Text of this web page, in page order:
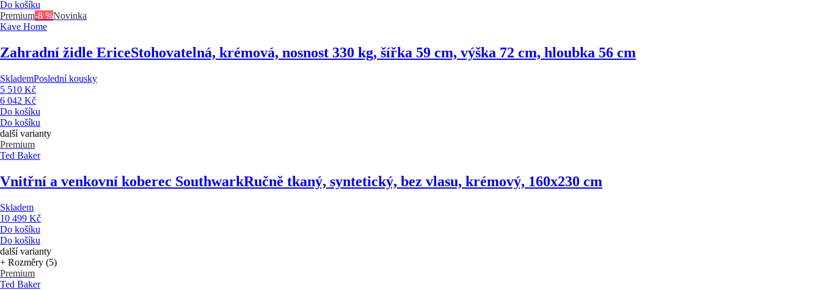
Do košíku
Premium-8 %Novinka
Kave Home
Zahradní židle EriceStohovatelná, krémová, nosnost 330 kg, šířka 59 cm, výška 72 cm, hloubka 56 cm
SklademPoslední kousky
5 510 Kč
6 042 Kč
Do košíku
Do košíku
další varianty
Premium
Ted Baker
Vnitřní a venkovní koberec SouthwarkRučně tkaný, syntetický, bez vlasu, krémový, 160x230 cm
Skladem
10 499 Kč
Do košíku
Do košíku
další varianty
+ Rozměry (5)
Premium
Ted Baker